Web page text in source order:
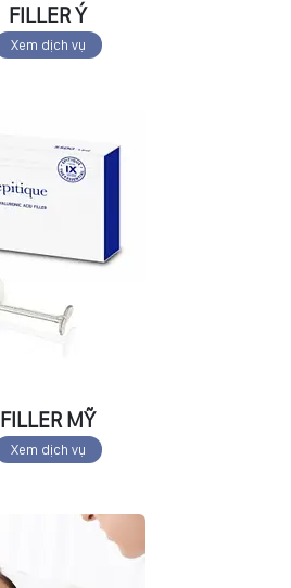
FILLER Ý
Xem dịch vụ
FILLER MỸ
Xem dịch vụ